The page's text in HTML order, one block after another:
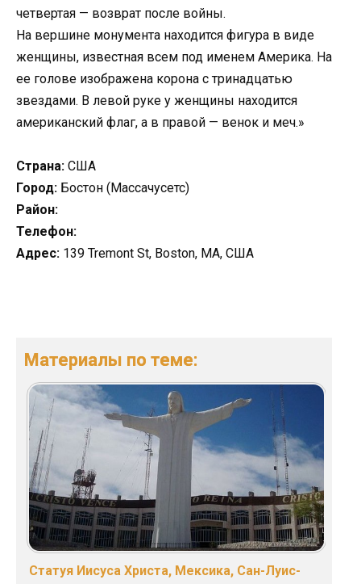
четвертая — возврат после войны.
На вершине монумента находится фигура в виде
женщины, известная всем под именем Америка. На
ее голове изображена корона с тринадцатью
звездами. В левой руке у женщины находится
американский флаг, а в правой — венок и меч.»
Страна: США
Город: Бостон (Массачусетс)
Район:
Телефон:
Адрес: 139 Tremont St, Boston, MA, США
Материалы по теме:
Статуя Иисуса Христа, Мексика, Сан-Луис-